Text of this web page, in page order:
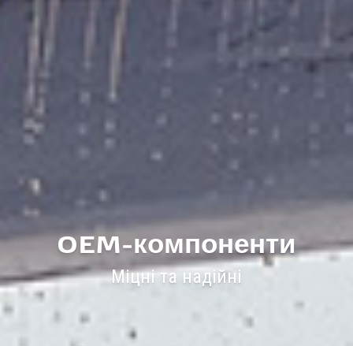
OEM-компоненти
Міцні та надійні